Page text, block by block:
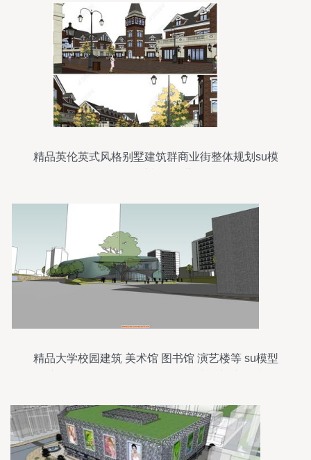
精品英伦英式风格别墅建筑群商业街整体规划su模
精品大学校园建筑 美术馆 图书馆 演艺楼等 su模型